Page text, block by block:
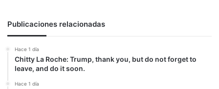
Publicaciones relacionadas
Hace 1 día
Chitty La Roche: Trump, thank you, but do not forget to
leave, and do it soon.
Hace 1 día